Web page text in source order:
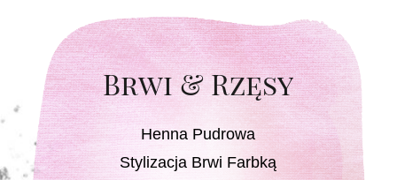
Brwi & Rzęsy
Henna Pudrowa
Stylizacja Brwi Farbką